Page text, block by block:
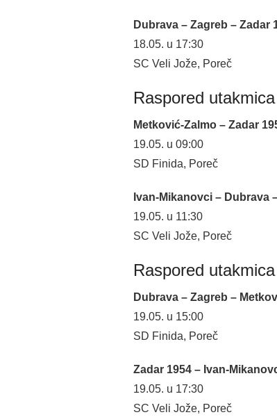
Dubrava – Zagreb – Zadar
18.05. u 17:30
SC Veli Jože, Poreč
Raspored
Metković-Zalmo – Zadar
19.05. u 09:00
SD Finida, Poreč
Ivan-Mikanovci – Dubrava
19.05. u 11:30
SC Veli Jože, Poreč
Raspored
Dubrava – Zagreb –
19.05. u 15:00
SD Finida, Poreč
Zadar 1954 – Ivan-
19.05. u 17:30
SC Veli Jože, Poreč